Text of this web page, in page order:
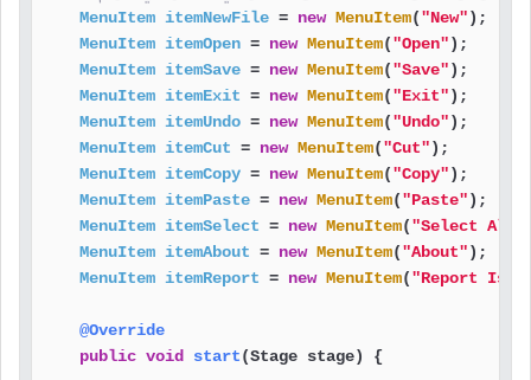
MenuItem itemNewFile = new MenuItem("New");
MenuItem itemOpen = new MenuItem("Open");
MenuItem itemSave = new MenuItem("Save");
MenuItem itemExit = new MenuItem("Exit");
MenuItem itemUndo = new MenuItem("Undo");
MenuItem itemCut = new MenuItem("Cut");
MenuItem itemCopy = new MenuItem("Copy");
MenuItem itemPaste = new MenuItem("Paste");
MenuItem itemSelect = new MenuItem("Select All"
MenuItem itemAbout = new MenuItem("About");
MenuItem itemReport = new MenuItem("Report
@Override
public void start(Stage stage) {